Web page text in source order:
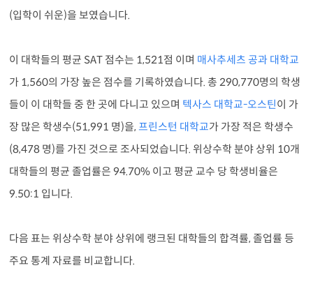
(입학이 쉬운)을 보였습니다.
이 대학들의 평균 SAT 점수는 1,521점 이며 매사추세츠 공과 대학교
가 1,560의 가장 높은 점수를 기록하였습니다. 총 290,770명의 학생
들이 이 대학들 중 한 곳에 다니고 있으며 텍사스 대학교-오스틴이 가
장 많은 학생수(51,991 명)을, 프린스턴 대학교가 가장 적은 학생수
(8,478 명)를 가진 것으로 조사되었습니다. 위상수학 분야 상위 10개
대학들의 평균 졸업률은 94.70% 이고 평균 교수 당 학생비율은
9.50:1 입니다.
다음 표는 위상수학 분야 상위에 랭크된 대학들의 합격률, 졸업률 등
주요 통계 자료를 비교합니다.